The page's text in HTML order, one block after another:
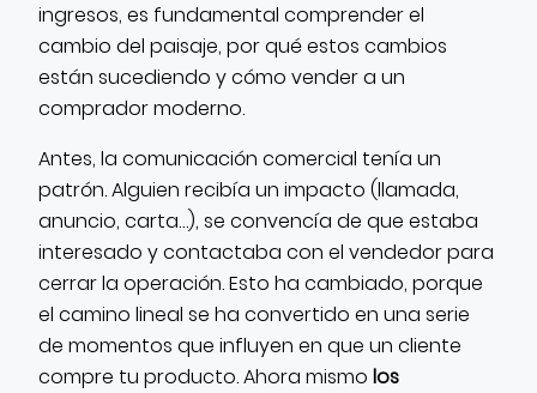
ingresos, es fundamental comprender el
cambio del paisaje, por qué estos cambios
están sucediendo y cómo vender a un
comprador moderno.
Antes, la comunicación comercial tenía un
patrón. Alguien recibía un impacto (llamada,
anuncio, carta…), se convencía de que estaba
interesado y contactaba con el vendedor para
cerrar la operación. Esto ha cambiado, porque
el camino lineal se ha convertido en una serie
de momentos que influyen en que un cliente
compre tu producto. Ahora mismo los